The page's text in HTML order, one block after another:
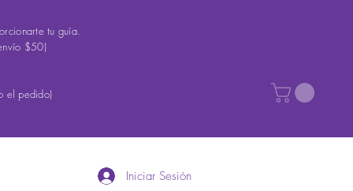
tu guía.
$50)
el pedido)
Iniciar Sesión